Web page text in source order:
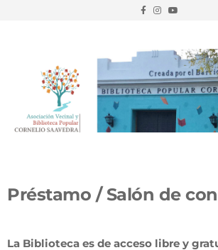
Préstamo / Salón de
La Biblioteca es de acceso libre y